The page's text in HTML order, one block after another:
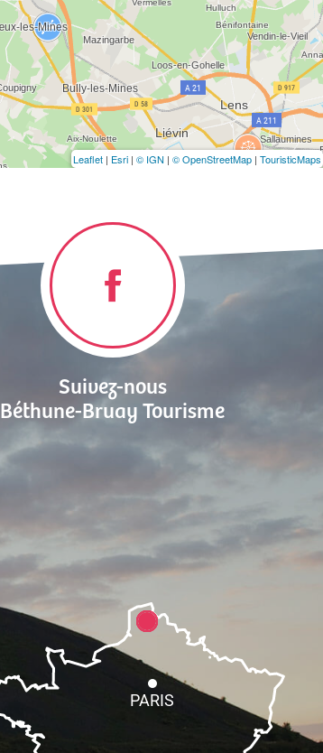
Leaflet | Esri | © IGN | © OpenStreetMap | TouristicMaps
Suivez-nous
Béthune-Bruay Tourisme
PARIS